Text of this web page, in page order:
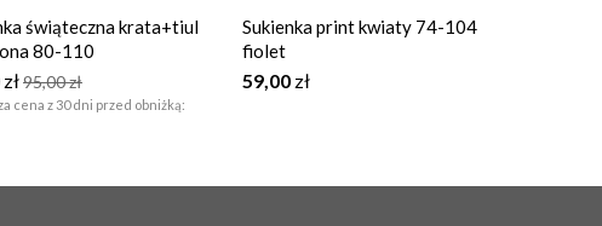
świąteczna krata+tiul
80-110
zł95,00zł
cena z 30 dni przed obniżką:
Sukienka print kwiaty 74-104
fiolet
59,00 zł